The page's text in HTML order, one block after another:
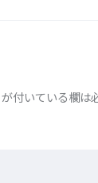
が付いている欄は